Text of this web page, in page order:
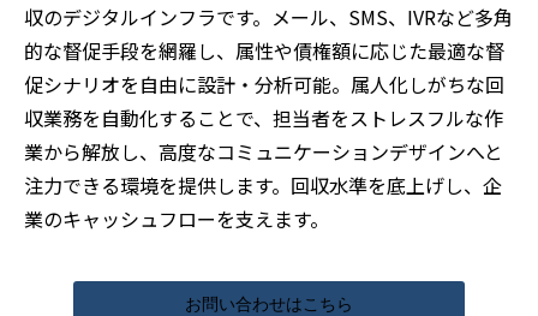
収のデジタルインフラです。メール、SMS、IVRなど多角
的な督促手段を網羅し、属性や債権額に応じた最適な督
促シナリオを自由に設計・分析可能。属人化しがちな回
収業務を自動化することで、担当者をストレスフルな作
業から解放し、高度なコミュニケーションデザインへと
注力できる環境を提供します。回収水準を底上げし、企
業のキャッシュフローを支えます。
お問い合わせはこちら